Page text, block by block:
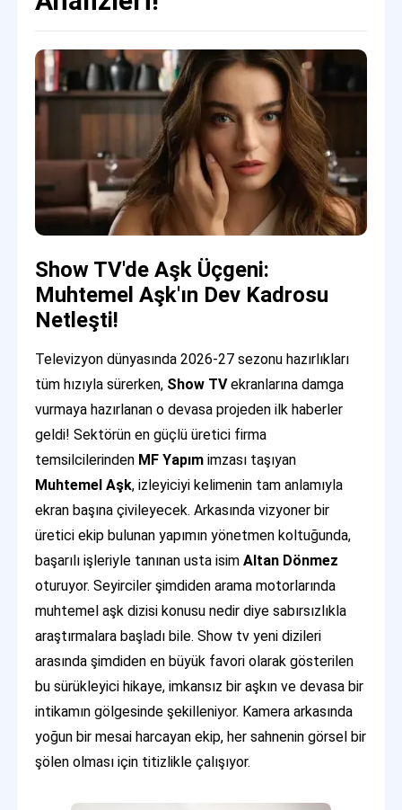
Show TV'de Aşk Üçgeni:
Muhtemel Aşk'ın Dev Kadrosu
Netleşti!
Televizyon dünyasında 2026-27 sezonu hazırlıkları
tüm hızıyla sürerken, Show TVekranlarına damga
vurmaya hazırlanan o devasa projeden ilk haberler
geldi! Sektörün en güçlü üretici firma
temsilcilerinden MF Yapım imzası taşıyan
Muhtemel Aşk, izleyiciyi kelimenin tam anlamıyla
ekran başına çivileyecek. Arkasında vizyoner bir
üretici ekip bulunan yapımın yönetmen koltuğunda,
başarılı işleriyle tanınan usta isimAltan Dönmez
oturuyor. Seyirciler şimdiden arama motorlarında
muhtemel aşk dizisi konusu nedir diye sabırsızlıkla
araştırmalara başladı bile. Show tv yeni dizileri
arasında şimdiden en büyük favori olarak gösterilen
bu sürükleyici hikaye, imkansız bir aşkın ve devasa bir
intikamın gölgesinde şekilleniyor. Kamera arkasında
yoğun bir mesai harcayan ekip, her sahnenin görsel bir
şölen olması için titizlikle çalışıyor.